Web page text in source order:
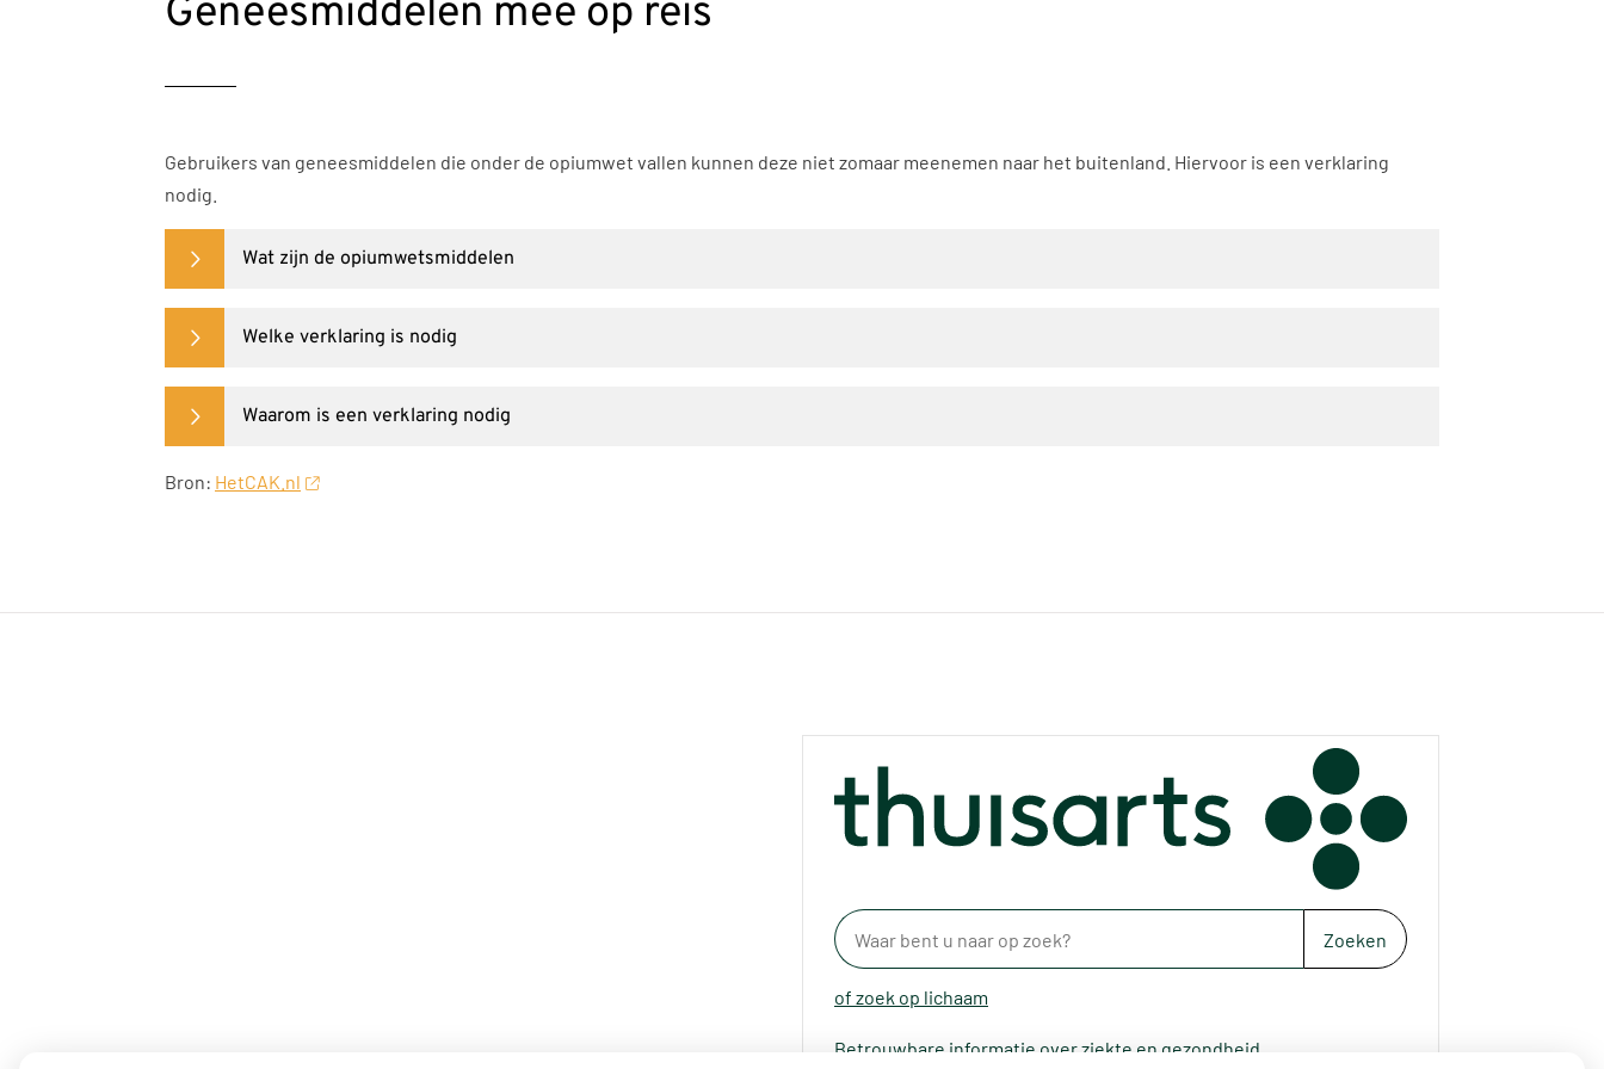
Geneesmiddelen mee op reis
Gebruikers van geneesmiddelen die onder de opiumwet vallen kunnen deze niet zomaar meenemen naar het buitenland. Hiervoor is een verklaring
nodig.
Wat zijn de opiumwetsmiddelen
Welke verklaring is nodig
Waarom is een verklaring nodig
Bron: HetCAK.nl
Zoeken
of zoek op lichaam
Betrouwbare informatie over ziekte en gezondheid